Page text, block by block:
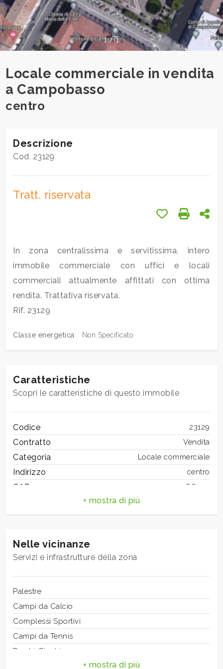
1 / 1
Locale commerciale in vendita
a Campobasso
centro
Descrizione
Cod. 23129
Tratt. riservata
Stampa:
Preferiti: Cod.
In zona centralissima e servitissima, intero
immobile commerciale con uffici e locali
commerciali attualmente affittati con ottima
rendita. Trattativa riservata.
Rif. 23129
Classe energetica: Non Specificato
Caratteristiche
Scopri le caratteristiche di questo immobile
Codice 23129
Contratto Vendita
Categoria Locale commerciale
Indirizzo centro
CAP 86100
Locali
Stato conservazione
Riscaldamento
Posizione
Nelle vicinanze
Servizi e infrastrutture della zona
Palestre
Campi da Calcio
Complessi Sportivi
Campi da Tennis
Parchi Giochi
Stazione Ferroviaria
Provincia
Tipologia
-
Qualsiasi
Commerciali
Industriali
Terreni
Totale
mq
Locali
minimi
1
2